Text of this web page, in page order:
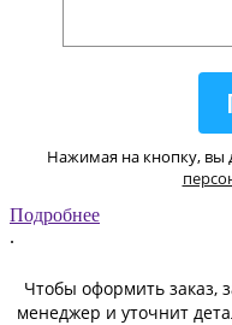
Нажимая на кнопку, вы
Подробнее
.
Чтобы оформить заказ,
менеджер и уточнит